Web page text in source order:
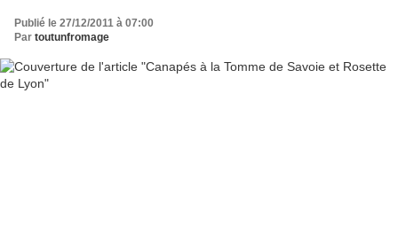
Publié le 27/12/2011 à 07:00
Par toutunfromage